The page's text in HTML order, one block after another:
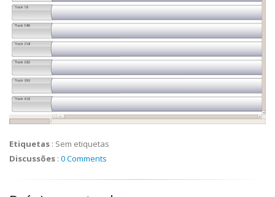
Etiquetas : Sem etiquetas
Discussões : 0 Comments